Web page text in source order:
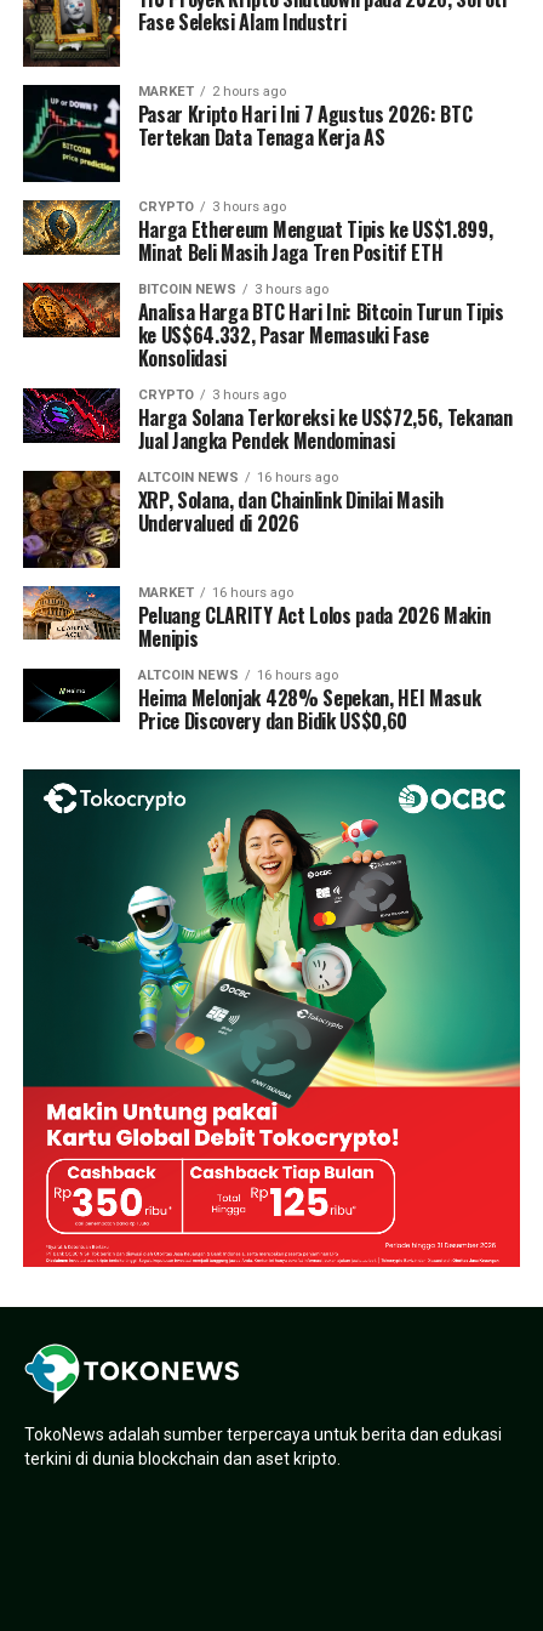
Fase Seleksi Alam Industri
MARKET 2 hours ago
Pasar Kripto Hari Ini 7 Agustus 2026: BTC
Tertekan Data Tenaga Kerja AS
CRYPTO 3 hours ago
Harga Ethereum Menguat Tipis ke US$1.899,
Minat Beli Masih Jaga Tren Positif ETH
BITCOIN NEWS 3 hours ago
Analisa Harga BTC Hari Ini: Bitcoin Turun Tipis
ke US$64.332, Pasar Memasuki Fase
Konsolidasi
CRYPTO 3 hours ago
Harga Solana Terkoreksi ke US$72,56, Tekanan
Jual Jangka Pendek Mendominasi
ALTCOIN NEWS 16 hours ago
XRP, Solana, dan Chainlink Dinilai Masih
Undervalued di 2026
MARKET 16 hours ago
Peluang CLARITY Act Lolos pada 2026 Makin
Menipis
ALTCOIN NEWS 16 hours ago
Heima Melonjak 428% Sepekan, HEI Masuk
Price Discovery dan Bidik US$0,60
TokoNews adalah sumber terpercaya untuk berita dan edukasi
terkini di dunia blockchain dan aset kripto.